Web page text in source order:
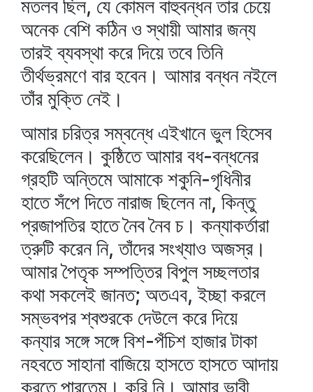
মতলব ছিল, যে কোমল বাহুবন্ধন তার চেয়ে
অনেক বেশি কঠিন ও স্থায়ী আমার জন্য
তারই ব্যবস্থা করে দিয়ে তবে তিনি
তীর্থভ্রমণে বার হবেন। আমার বন্ধন নইলে
তাঁর মুক্তি নেই।
আমার চরিত্র সম্বন্ধে এইখানে ভুল হিসেব
করেছিলেন। কুষ্ঠিতে আমার বধ-বন্ধনের
গ্রহটি অন্তিমে আমাকে শকুনি-গৃধিনীর
হাতে সঁপে দিতে নারাজ ছিলেন না, কিন্তু
প্রজাপতির হাতে নৈব নৈব চ। কন্যাকর্তারা
ত্রুটি করেন নি, তাঁদের সংখ্যাও অজস্র।
আমার পৈতৃক সম্পত্তির বিপুল সচ্ছলতার
কথা সকলেই জানত; অতএব, ইচ্ছা করলে
সম্ভবপর শ্বশুরকে দেউলে করে দিয়ে
কন্যার সঙ্গে সঙ্গে বিশ-পঁচিশ হাজার টাকা
নহবতে সাহানা বাজিয়ে হাসতে হাসতে আদায়
করতে পারতেম। করি নি। আমার ভাবী